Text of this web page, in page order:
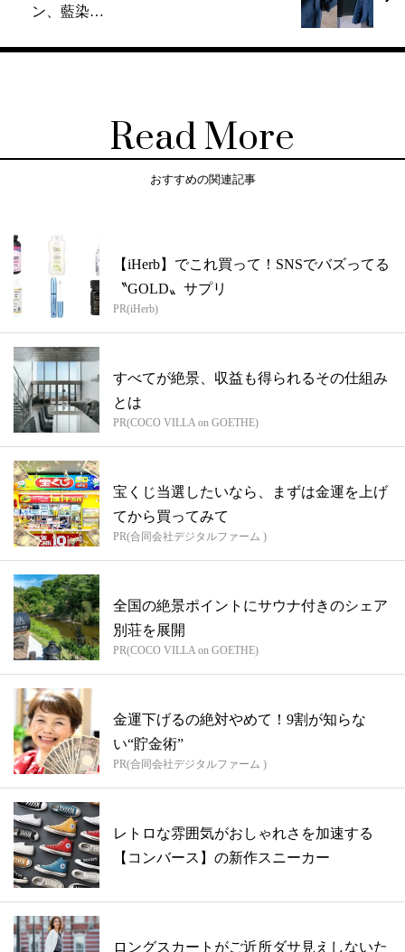
ン、藍染…
Read More
おすすめの関連記事
【iHerb】でこれ買って！SNSでバズってる
〝GOLD〟サプリ
PR(iHerb)
すべてが絶景、収益も得られるその仕組み
とは
PR(COCO VILLA on GOETHE)
宝くじ当選したいなら、まずは金運を上げ
てから買ってみて
PR(合同会社デジタルファーム )
全国の絶景ポイントにサウナ付きのシェア
別荘を展開
PR(COCO VILLA on GOETHE)
金運下げるの絶対やめて！9割が知らな
い“貯金術”
PR(合同会社デジタルファーム )
レトロな雰囲気がおしゃれさを加速する
【コンバース】の新作スニーカー
ロングスカートがご近所ダサ見えしないた